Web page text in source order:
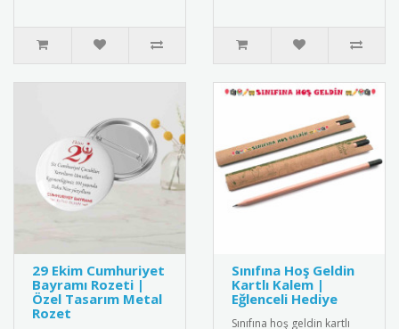
29 Ekim Cumhuriyet
Bayramı Rozeti |
Özel Tasarım Metal
Rozet
Sınıfına Hoş Geldin
Kartlı Kalem |
Eğlenceli Hediye
Sınıfına hoş geldin kartlı